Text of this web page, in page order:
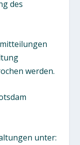
des
werden.
unter: